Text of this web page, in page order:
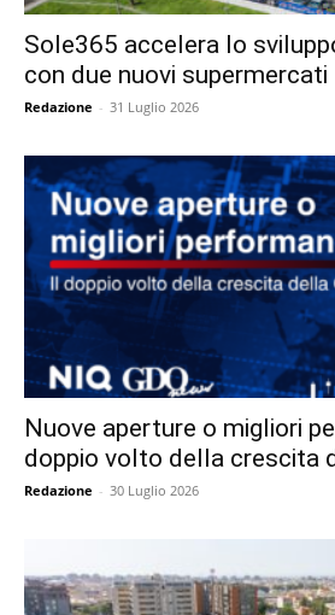
Sole365 accelera lo
con due nuovi supermercati
Redazione - 31 Luglio 2026
Nuove aperture o migliori
doppio volto della crescita
Redazione - 30 Luglio 2026